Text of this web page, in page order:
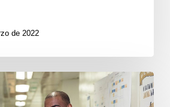
de 2022